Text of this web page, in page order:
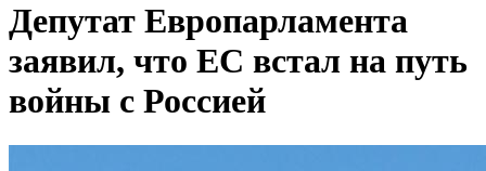
Депутат Европарламента
заявил, что ЕС встал на путь
войны с Россией